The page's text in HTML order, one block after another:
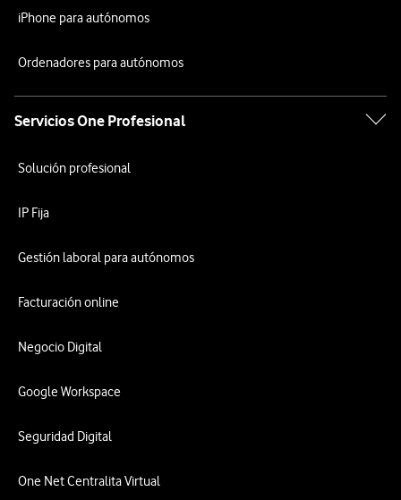
iPhone para autónomos
Ordenadores para autónomos
Servicios One Profesional
Solución profesional
IP Fija
Gestión laboral para autónomos
Facturación online
Negocio Digital
Google Workspace
Seguridad Digital
One Net Centralita Virtual